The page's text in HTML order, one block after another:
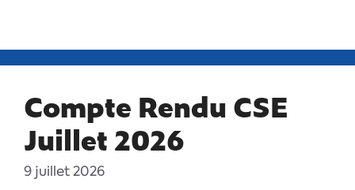
Compte Rendu CSE
Juillet 2026
9 juillet 2026